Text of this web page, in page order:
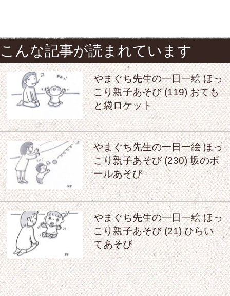
こんな記事が読まれています
やまぐち先生の一日一絵 ほっ
こり親子あそび (119) おても
と袋ロケット
やまぐち先生の一日一絵 ほっ
こり親子あそび (230) 坂のボ
ールあそび
やまぐち先生の一日一絵 ほっ
こり親子あそび (21) ひらい
てあそび